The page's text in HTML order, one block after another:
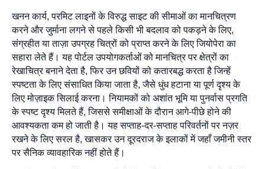
खनन कार्य, परमिट लाइनों के विरुद्ध साइट की सीमाओं का मानचित्रण
करने और जुर्माना लगने से पहले किसी भी बदलाव को पकड़ने के लिए,
संग्रहीत या ताज़ा उपग्रह चित्रों को प्राप्त करने के लिए जियोपेरा का
सहारा लेते हैं। यह पोर्टल उपयोगकर्ताओं को मानचित्र पर क्षेत्रों का
रेखाचित्र बनाने देता है, फिर उन छवियों को कतारबद्ध करता है जिन्हें
स्पष्टता के लिए संसाधित किया जाता है, जैसे धुंध हटाना या पूर्ण दृश्य के
लिए मोज़ाइक सिलाई करना। नियामकों को अशांत भूमि या पुनर्वास प्रगति
के स्पष्ट दृश्य मिलते हैं, जिससे समीक्षाओं के दौरान आगे-पीछे होने की
आवश्यकता कम हो जाती है। यह सप्ताह-दर-सप्ताह परिवर्तनों पर नज़र
रखने के लिए सरल है, खासकर उन दूरदराज के इलाकों में जहाँ जमीनी स्तर
पर सैनिक व्यावहारिक नहीं होते हैं।